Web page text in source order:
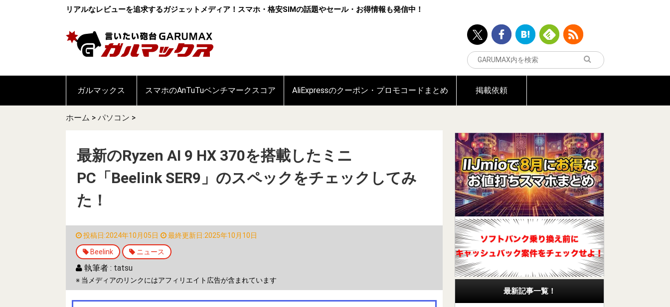
リアルなレビューを追求するガジェットメディア！スマホ・格安SIMの話題やセール・お得情報も発信中！
ガルマックス スマホのAnTuTuベンチマークスコア AliExpressのクーポン・プロモコードまとめ 掲載依頼
ホーム > パソコン >
最新のRyzen AI 9 HX 370を搭載したミニ
PC「Beelink SER9」のスペックをチェックしてみ
た！
投稿日:2024年10月05日 最終更新日:2025年10月10日
Beelink ニュース
執筆者 : tatsu
※ 当メディアのリンクにはアフィリエイト広告が含まれています
最新記事一覧！